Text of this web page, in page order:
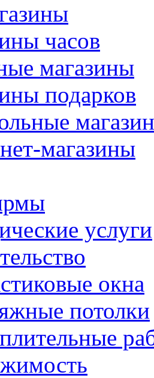
часов
магазины
подарков
магазины
услуги
окна
потолки